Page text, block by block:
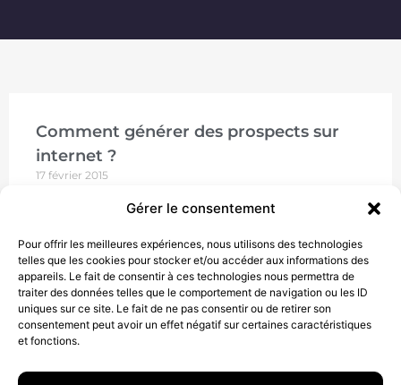
Gérer le consentement
Pour offrir les meilleures expériences, nous utilisons des technologies
telles que les cookies pour stocker et/ou accéder aux informations des
appareils. Le fait de consentir à ces technologies nous permettra de
traiter des données telles que le comportement de navigation ou les ID
uniques sur ce site. Le fait de ne pas consentir ou de retirer son
consentement peut avoir un effet négatif sur certaines caractéristiques
et fonctions.
Comment générer des prospects sur
internet ?
17 février 2015
Internet est devenu un passage obligé pour vos
plus souvent, via ce canal qu’ils débutent désormais
LIRE